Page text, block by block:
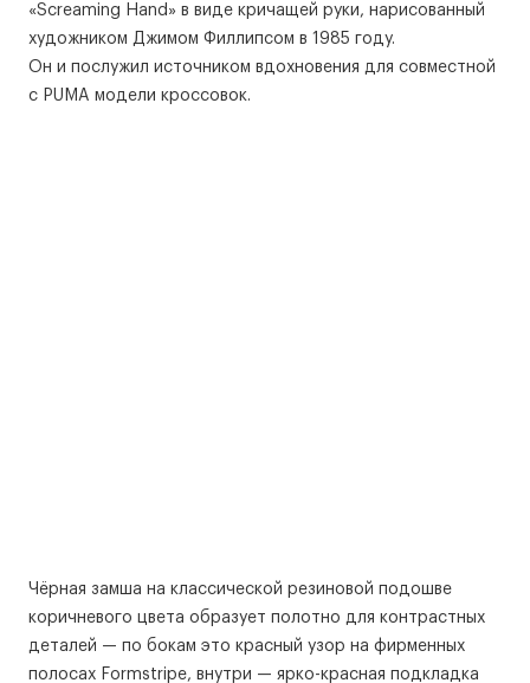
«Screaming Hand» в виде кричащей руки, нарисованный
художником Джимом Филлипсом в 1985 году.
Он и послужил источником вдохновения для совместной
с PUMA модели кроссовок.
Чёрная замша на классической резиновой подошве
коричневого цвета образует полотно для контрастных
деталей — по бокам это красный узор на фирменных
полосах Formstripe, внутри — ярко-красная подкладка